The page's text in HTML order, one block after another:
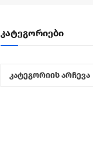
კატეგორიები
კატეგორიები
კატეგორიის არჩევა